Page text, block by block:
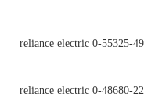
reliance electric 0-55325-
reliance electric 0-48680-